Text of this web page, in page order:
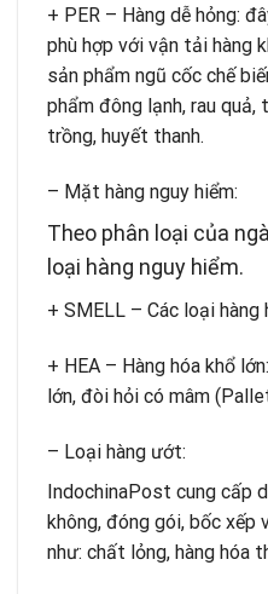
+ PER – Hàng dễ hỏng:
phù hợp với vận tải hàng
sản phẩm ngũ cốc chế
phẩm đông lạnh, rau
trồng, huyết thanh.
– Mặt hàng nguy hiểm:
Theo phân loại của
loại hàng nguy hiểm.
+ SMELL – Các loại hàng
+ HEA – Hàng hóa khổ
lớn, đòi hỏi có mâm
– Loại hàng ướt:
IndochinaPost cung cấp
không, đóng gói, bốc xếp
như: chất lỏng, hàng hóa